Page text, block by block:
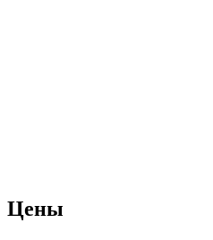
Цены